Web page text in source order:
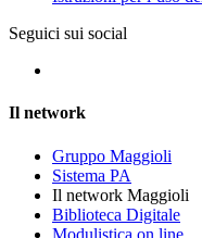
Seguici sui social
Il network
Gruppo Maggioli
Sistema PA
Il network Maggioli
Biblioteca Digitale
Modulistica on line